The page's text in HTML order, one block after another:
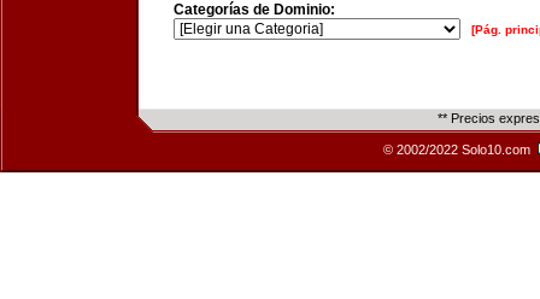
Categorías de Dominio:
[Pág.
** Precios
© 2002/2022 Solo10.com